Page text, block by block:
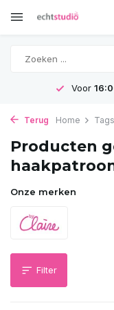
Voor
Terug Home Tags
Producten
Onze merken
Filter